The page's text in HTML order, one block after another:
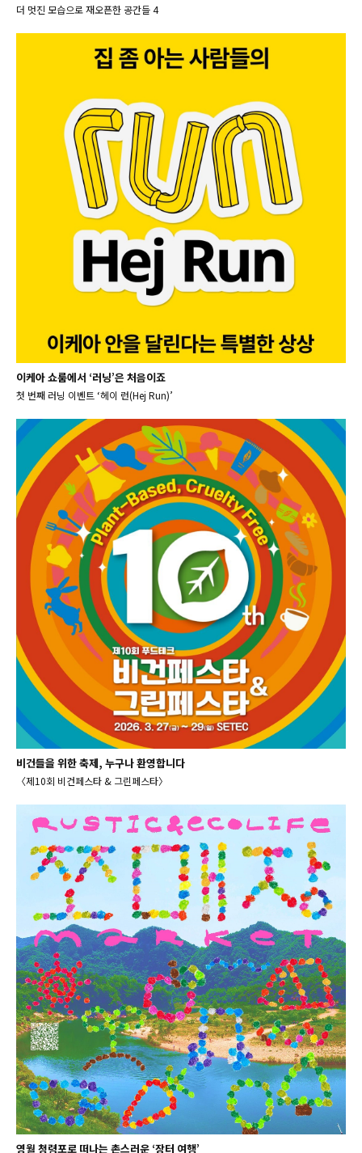
더 멋진 모습으로 재오픈한 공간들 4
이케아 쇼룸에서 ‘러닝’은 처음이죠
첫 번째 러닝 이벤트 ‘헤이 런(Hej Run)’
비건들을 위한 축제, 누구나 환영합니다
〈제10회 비건페스타 & 그린페스타〉
영월 청령포로 떠나는 촌스러운 ‘장터 여행’